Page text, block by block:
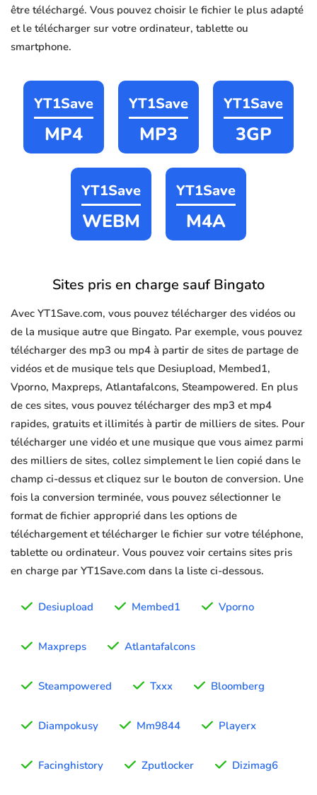
être téléchargé. Vous pouvez choisir le fichier le plus adapté
et le télécharger sur votre ordinateur, tablette ou
smartphone.
YT1Save
MP4
YT1Save
MP3
YT1Save
3GP
YT1Save
WEBM
YT1Save
M4A
Sites pris en charge sauf Bingato
Avec YT1Save.com, vous pouvez télécharger des vidéos ou
de la musique autre que Bingato. Par exemple, vous pouvez
télécharger des mp3 ou mp4 à partir de sites de partage de
vidéos et de musique tels que Desiupload, Membed1,
Vporno, Maxpreps, Atlantafalcons, Steampowered. En plus
de ces sites, vous pouvez télécharger des mp3 et mp4
rapides, gratuits et illimités à partir de milliers de sites. Pour
télécharger une vidéo et une musique que vous aimez parmi
des milliers de sites, collez simplement le lien copié dans le
champ ci-dessus et cliquez sur le bouton de conversion. Une
fois la conversion terminée, vous pouvez sélectionner le
format de fichier approprié dans les options de
téléchargement et télécharger le fichier sur votre téléphone,
tablette ou ordinateur. Vous pouvez voir certains sites pris
en charge par YT1Save.com dans la liste ci-dessous.
Desiupload Membed1 Vporno
Maxpreps Atlantafalcons
Steampowered Txxx Bloomberg
Diampokusy Mm9844 Playerx
Facinghistory Zputlocker Dizimag6